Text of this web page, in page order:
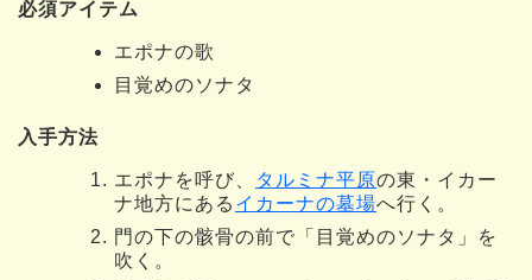
必須アイテム
エポナの歌
目覚めのソナタ
入手方法
エポナを呼び、 タルミナ平原の東・イカー
ナ地方にある イカーナの墓場へ行く。
門の下の骸骨の前で「目覚めのソナタ」を
吹く。